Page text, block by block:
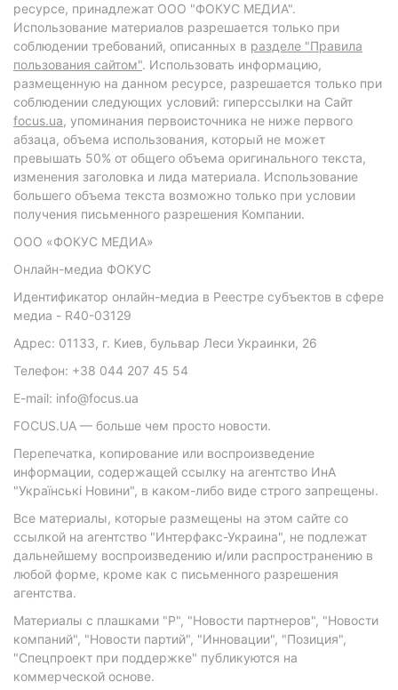
ресурсе, принадлежат ООО "ФОКУС МЕДИА".
Использование материалов разрешается только при
соблюдении требований, описанных в разделе "Правила
пользования сайтом". Использовать информацию,
размещенную на данном ресурсе, разрешается только при
соблюдении следующих условий: гиперссылки на Сайт
focus.ua, упоминания первоисточника не ниже первого
абзаца, объема использования, который не может
превышать 50% от общего объема оригинального текста,
изменения заголовка и лида материала. Использование
большего объема текста возможно только при условии
получения письменного разрешения Компании.
ООО «ФОКУС МЕДИА»
Онлайн-медиа ФОКУС
Идентификатор онлайн-медиа в Реестре субъектов в сфере
медиа - R40-03129
Адрес: 01133, г. Киев, бульвар Леси Украинки, 26
Телефон: +38 044 207 45 54
E-mail: info@focus.ua
FOCUS.UA — больше чем просто новости.
Перепечатка, копирование или воспроизведение
информации, содержащей ссылку на агентство ИнА
"Українські Новини", в каком-либо виде строго запрещены.
Все материалы, которые размещены на этом сайте со
ссылкой на агентство "Интерфакс-Украина", не подлежат
дальнейшему воспроизведению и/или распространению в
любой форме, кроме как с письменного разрешения
агентства.
Материалы с плашками "Р", "Новости партнеров", "Новости
компаний", "Новости партий", "Инновации", "Позиция",
"Спецпроект при поддержке" публикуются на
коммерческой основе.